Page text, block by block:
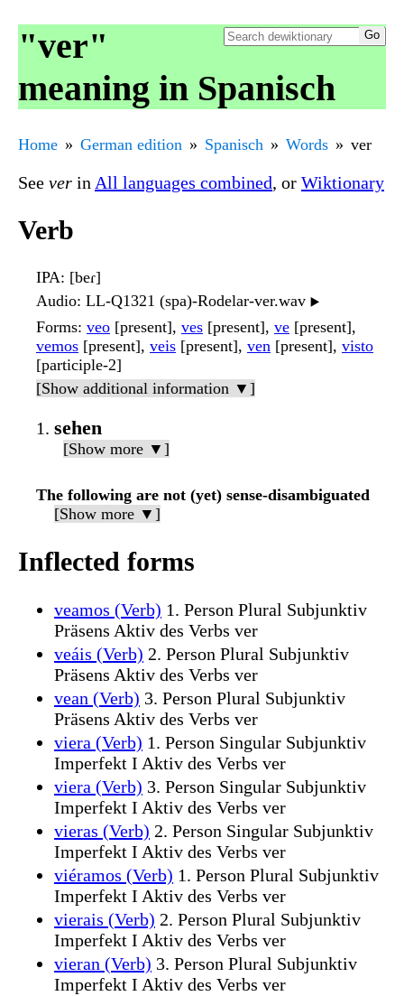
"ver"
meaning in Spanisch
Home German edition Spanisch Words ver
See ver in All languages combined, or Wiktionary
Verb
IPA: [beɾ]
Audio: LL-Q1321 (spa)-Rodelar-ver.wav ▶️
Forms: veo [present], ves [present], ve [present],
vemos [present], veis [present], ven [present], visto
[participle-2]
[Show additional information ▼]
sehen
[Show more ▼]
The following are not (yet) sense-disambiguated
[Show more ▼]
Inflected forms
veamos (Verb) 1. Person Plural Subjunktiv
Präsens Aktiv des Verbs ver
veáis (Verb) 2. Person Plural Subjunktiv
Präsens Aktiv des Verbs ver
vean (Verb) 3. Person Plural Subjunktiv
Präsens Aktiv des Verbs ver
viera (Verb) 1. Person Singular Subjunktiv
Imperfekt I Aktiv des Verbs ver
viera (Verb) 3. Person Singular Subjunktiv
Imperfekt I Aktiv des Verbs ver
vieras (Verb) 2. Person Singular Subjunktiv
Imperfekt I Aktiv des Verbs ver
viéramos (Verb) 1. Person Plural Subjunktiv
Imperfekt I Aktiv des Verbs ver
vierais (Verb) 2. Person Plural Subjunktiv
Imperfekt I Aktiv des Verbs ver
vieran (Verb) 3. Person Plural Subjunktiv
Imperfekt I Aktiv des Verbs ver